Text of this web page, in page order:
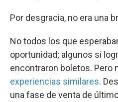
Por desgracia, no era una
No todos los que
oportunidad; algunos sí
encontraron boletos. Pero
experiencias similares.
una fase de venta de